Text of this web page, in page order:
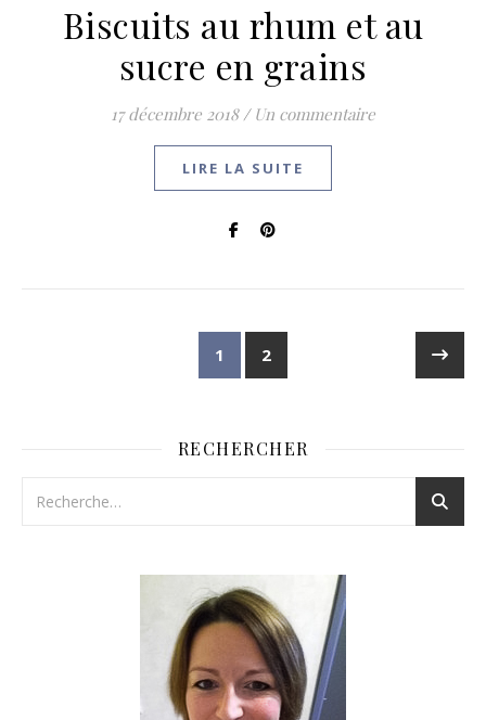
Biscuits au rhum et au
sucre en grains
17 décembre 2018 / Un commentaire
LIRE LA SUITE
1 2
RECHERCHER